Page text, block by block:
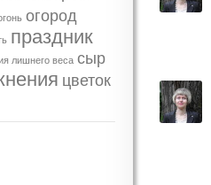
огород
праздник
лишнего веса сыр
цветок